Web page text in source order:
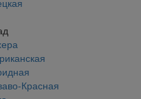
Красная